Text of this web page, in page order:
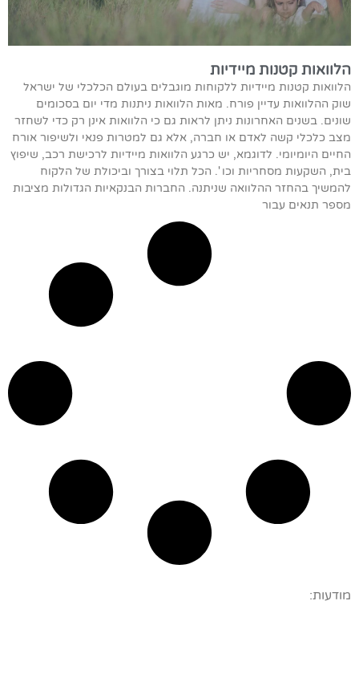
הלוואות קטנות מיידיות
הלוואות קטנות מיידיות ללקוחות מוגבלים בעולם הכלכלי של ישראל
שוק ההלוואות עדיין פורח. מאות הלוואות ניתנות מדי יום בסכומים
שונים. בשנים האחרונות ניתן לראות גם כי הלוואות אינן רק כדי לשחזר
מצב כלכלי קשה לאדם או חברה, אלא גם למטרות פנאי ולשיפור אורח
החיים היומיומי. לדוגמא, יש כרגע הלוואות מיידיות לרכישת רכב, שיפוץ
בית, השקעות מסחריות וכו '. הכל תלוי בצורך וביכולת של הלקוח
להמשיך בהחזר ההלוואה שניתנה. החברות הבנקאיות הגדולות מציבות
מספר תנאים עבור
מודעות: